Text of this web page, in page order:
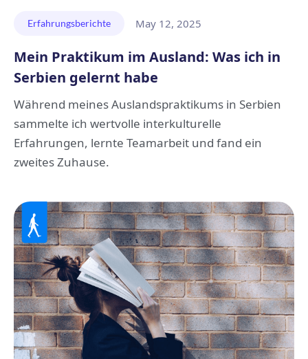
Erfahrungsberichte May 12, 2025
Mein Praktikum im Ausland: Was ich in
Serbien gelernt habe
Während meines Auslandspraktikums in Serbien
sammelte ich wertvolle interkulturelle
Erfahrungen, lernte Teamarbeit und fand ein
zweites Zuhause.